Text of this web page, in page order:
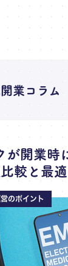
業コラム
が開業時
較と最
のポイント